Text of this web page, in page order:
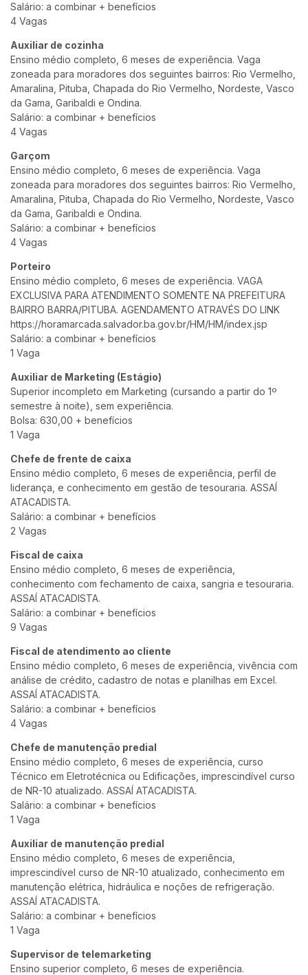
Salário: a combinar + benefícios
4 Vagas
Auxiliar de cozinha
Ensino médio completo, 6 meses de experiência. Vaga
zoneada para moradores dos seguintes bairros: Rio Vermelho,
Amaralina, Pituba, Chapada do Rio Vermelho, Nordeste, Vasco
da Gama, Garibaldi e Ondina.
Salário: a combinar + benefícios
4 Vagas
Garçom
Ensino médio completo, 6 meses de experiência. Vaga
zoneada para moradores dos seguintes bairros: Rio Vermelho,
Amaralina, Pituba, Chapada do Rio Vermelho, Nordeste, Vasco
da Gama, Garibaldi e Ondina.
Salário: a combinar + benefícios
4 Vagas
Porteiro
Ensino médio completo, 6 meses de experiência. VAGA
EXCLUSIVA PARA ATENDIMENTO SOMENTE NA PREFEITURA
BAIRRO BARRA/PITUBA. AGENDAMENTO ATRAVÉS DO LINK
https://horamarcada.salvador.ba.gov.br/HM/HM/index.jsp
Salário: a combinar + benefícios
1 Vaga
Auxiliar de Marketing (Estágio)
Superior incompleto em Marketing (cursando a partir do 1º
semestre à noite), sem experiência.
Bolsa: 630,00 + benefícios
1 Vaga
Chefe de frente de caixa
Ensino médio completo, 6 meses de experiência, perfil de
liderança, e conhecimento em gestão de tesouraria. ASSAÍ
ATACADISTA.
Salário: a combinar + benefícios
2 Vagas
Fiscal de caixa
Ensino médio completo, 6 meses de experiência,
conhecimento com fechamento de caixa, sangria e tesouraria.
ASSAÍ ATACADISTA.
Salário: a combinar + benefícios
9 Vagas
Fiscal de atendimento ao cliente
Ensino médio completo, 6 meses de experiência, vivência com
análise de crédito, cadastro de notas e planilhas em Excel.
ASSAÍ ATACADISTA.
Salário: a combinar + benefícios
4 Vagas
Chefe de manutenção predial
Ensino médio completo, 6 meses de experiência, curso
Técnico em Eletrotécnica ou Edificações, imprescindível curso
de NR-10 atualizado. ASSAÍ ATACADISTA.
Salário: a combinar + benefícios
1 Vaga
Auxiliar de manutenção predial
Ensino médio completo, 6 meses de experiência,
imprescindível curso de NR-10 atualizado, conhecimento em
manutenção elétrica, hidráulica e noções de refrigeração.
ASSAÍ ATACADISTA.
Salário: a combinar + benefícios
1 Vaga
Supervisor de telemarketing
Ensino superior completo, 6 meses de experiência.